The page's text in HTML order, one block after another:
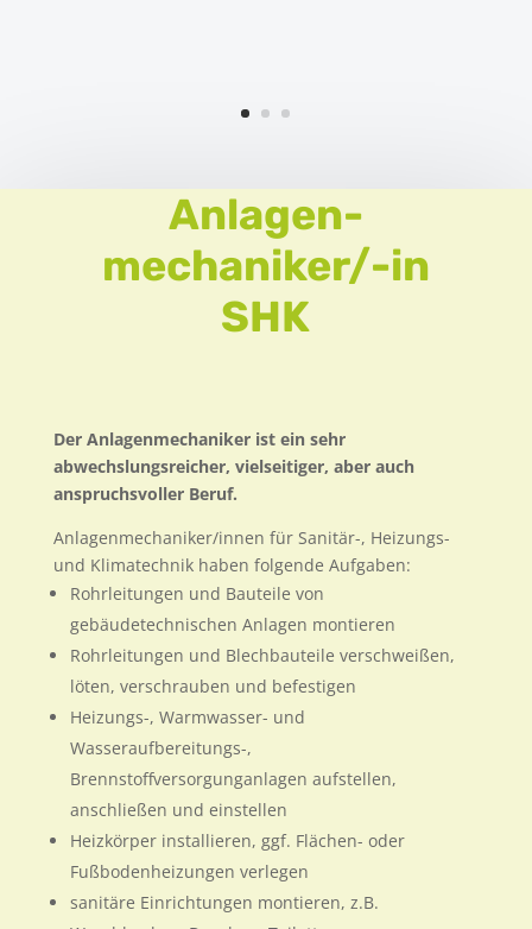
Anlagen
mechaniker/-in
SHK
Der Anlagenmechaniker ist ein sehr
abwechslungsreicher, vielseitiger, aber auch
anspruchsvoller Beruf.
Anlagenmechaniker/innen für Sanitär-, Heizungs-
und Klimatechnik haben folgende Aufgaben:
Rohrleitungen und Bauteile von
gebäudetechnischen Anlagen montieren
Rohrleitungen und Blechbauteile verschweißen,
löten, verschrauben und befestigen
Heizungs-, Warmwasser- und
Wasseraufbereitungs-,
Brennstoffversorgunganlagen aufstellen,
anschließen und einstellen
Heizkörper installieren, ggf. Flächen- oder
Fußbodenheizungen verlegen
sanitäre Einrichtungen montieren, z.B.